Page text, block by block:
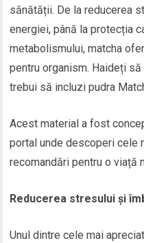
sănătății. De la reducerea
energiei, până la protecția
metabolismului, matcha
pentru organism. Haideți
trebui să incluzi pudra
Acest material a fost
portal unde descoperi cele
recomandări pentru o viață
Reducerea stresului și
Unul dintre cele mai